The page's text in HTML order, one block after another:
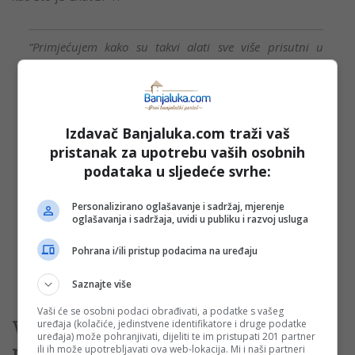
“Primjećujem kako su takvi alati sve više prisutni u
na podjelu posla i obaveza koje programer ima.
Vjerujem da će vrijednost formalnog obrazovanja koje
moj fakultet pruža porasti, jer vještačka inteligencija već
sada daje solidne rezultate kada joj damo jasne
instrukcije kakav kod da nam generiše, međutim
aplikacija treba da izgleda, da je isprojektuje, te da je
problem koji aplikacija rješava veoma domenski
specifičan”, objašnjava on.
Vlasnik raznovrsne kolekcije
Izdavač Banjaluka.com traži vaš
pristanak za upotrebu vaših osobnih
podataka u sljedeće svrhe:
Personalizirano oglašavanje i sadržaj, mjerenje
oglašavanja i sadržaja, uvidi u publiku i razvoj usluga
Pohrana i/ili pristup podacima na uređaju
Saznajte više
Vaši će se osobni podaci obrađivati, a podatke s vašeg
uređaja (kolačiće, jedinstvene identifikatore i druge podatke
uređaja) može pohranjivati, dijeliti te im pristupati 201 partner
ili ih može upotrebljavati ova web-lokacija. Mi i naši partneri